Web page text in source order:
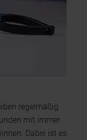
regelmäßig
mit immer
Dabei ist es